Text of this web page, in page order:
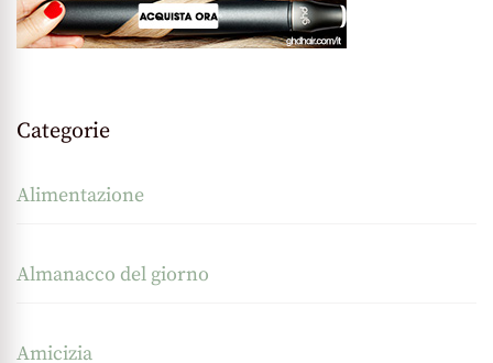
Categorie
Alimentazione
Almanacco del giorno
Amicizia